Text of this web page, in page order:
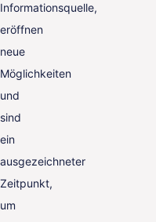
Informationsquelle,
eröffnen
neue
Möglichkeiten
und
sind
ein
ausgezeichneter
Zeitpunkt,
um